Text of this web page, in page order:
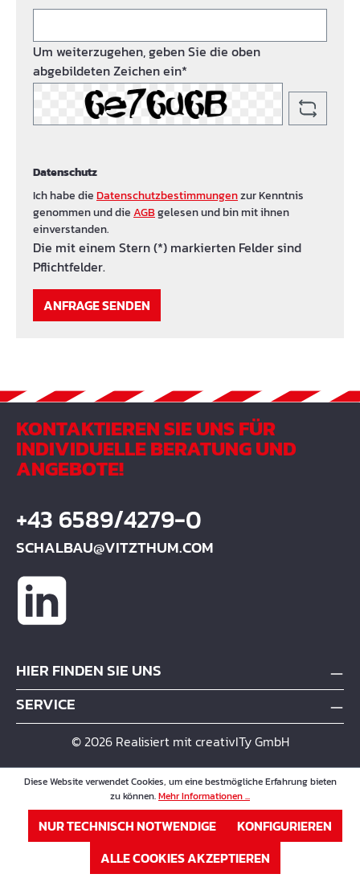
Um weiterzugehen, geben Sie die oben
abgebildeten Zeichen ein*
Datenschutz
Ich habe dieDatenschutzbestimmungenzur Kenntnis
genommen und dieAGBgelesen und bin mit ihnen
einverstanden.
Die mit einem Stern (*) markierten Felder sind
Pflichtfelder.
ANFRAGE SENDEN
KONTAKTIEREN SIE UNS FÜR
INDIVIDUELLE BERATUNG UND
ANGEBOTE!
+43 6589/4279-0
SCHALBAU@VITZTHUM.COM
HIER FINDEN SIE UNS
SERVICE
© 2026 Realisiert mit creativITy GmbH
Diese Website verwendet Cookies, um eine bestmögliche Erfahrung bieten
zu können.Mehr Informationen ...
NUR TECHNISCH NOTWENDIGE
KONFIGURIEREN
ALLE COOKIES AKZEPTIEREN